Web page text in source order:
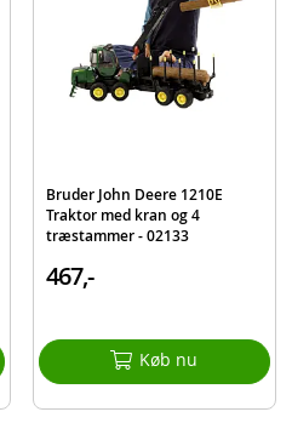
Bruder
Bruder John Deere 1210E
Traktor med kran og 4
træstammer - 02133
467,-
Køb nu